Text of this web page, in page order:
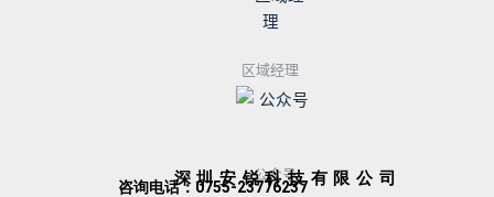
区域经理
公众号
深圳安锐科技有限公司
咨询电话：0755-23776237